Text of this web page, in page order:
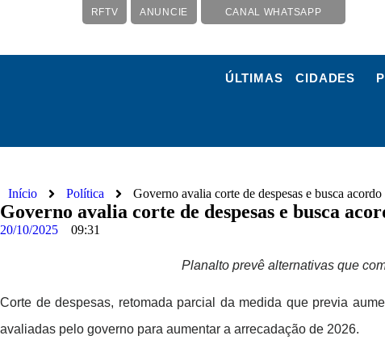
RFTV ANUNCIE CANAL WHATSAPP
ÚLTIMAS CIDADES
Início Política Governo avalia corte de despesas e busca
Governo avalia corte de despesas e busca
20/10/2025 09:31
Planalto prevê alternativas que
Corte de despesas, retomada parcial da medida que previa
avaliadas pelo governo para aumentar a arrecadação de 2026.